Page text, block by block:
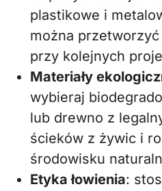
plastikowe i
można
przy kolejnych
Materiały
wybieraj
lub drewno z
ścieków z żywic i
środowisku
Etyka łowienia: